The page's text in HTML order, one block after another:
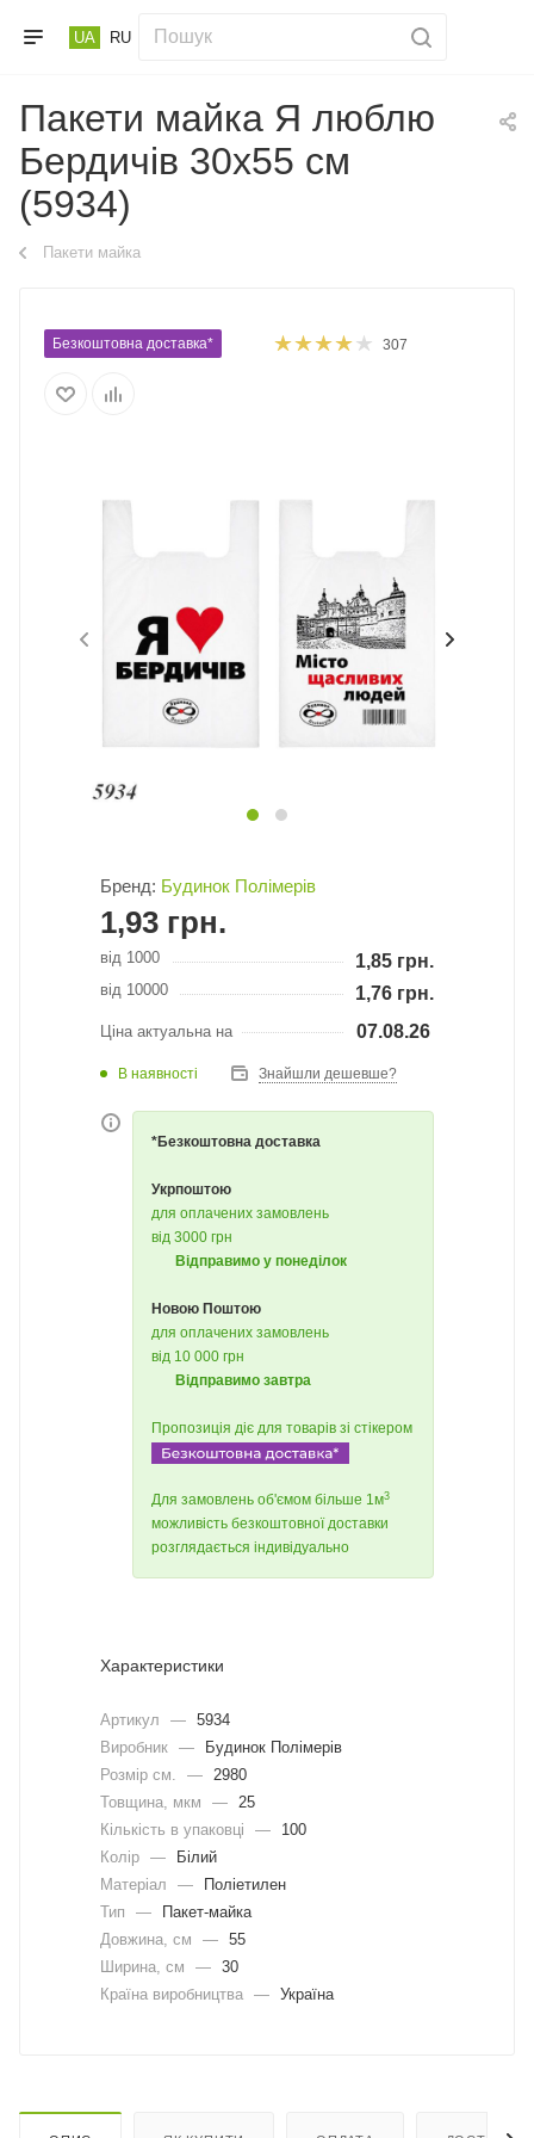
UA RU
Пакети майка Я люблю
Бердичів 30х55 см
(5934)
Пакети майка
Безкоштовна доставка* 307
Бренд: Будинок Полімерів
1,93 грн.
від 1000 1,85 грн.
від 10000 1,76 грн.
Ціна актуальна на 07.08.26
В наявності Знайшли дешевше?
*Безкоштовна доставка
Укрпоштою
для оплачених замовлень
від 3000 грн
Відправимо у понеділок
Новою Поштою
для оплачених замовлень
від 10 000 грн
Відправимо завтра
Пропозиція діє для товарів зі стікером
Для замовлень об'ємом більше 1м3
можливість безкоштовної доставки
розглядається індивідуально
Характеристики
Артикул — 5934
Виробник —
Будинок Полімерів
Розмір см.
—
2980
Товщина, мкм
—
25
Кількість в упаковці
—
100
Колір —
Білий
Матеріал
—
Поліетилен
Тип
—
Пакет-майка
Довжина, cм
— 55
Ширина, cм
— 30
Країна виробництва — Україна